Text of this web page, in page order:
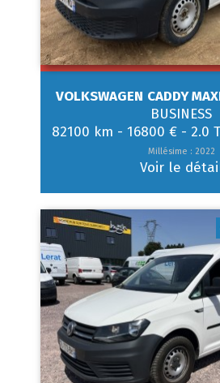
VOLKSWAGEN CADDY
BUSINESS
82100 km - 16800 €- 2.0
Millésime : 2022
Voir le